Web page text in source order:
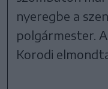
nyeregbe a
polgármester.
Korodi